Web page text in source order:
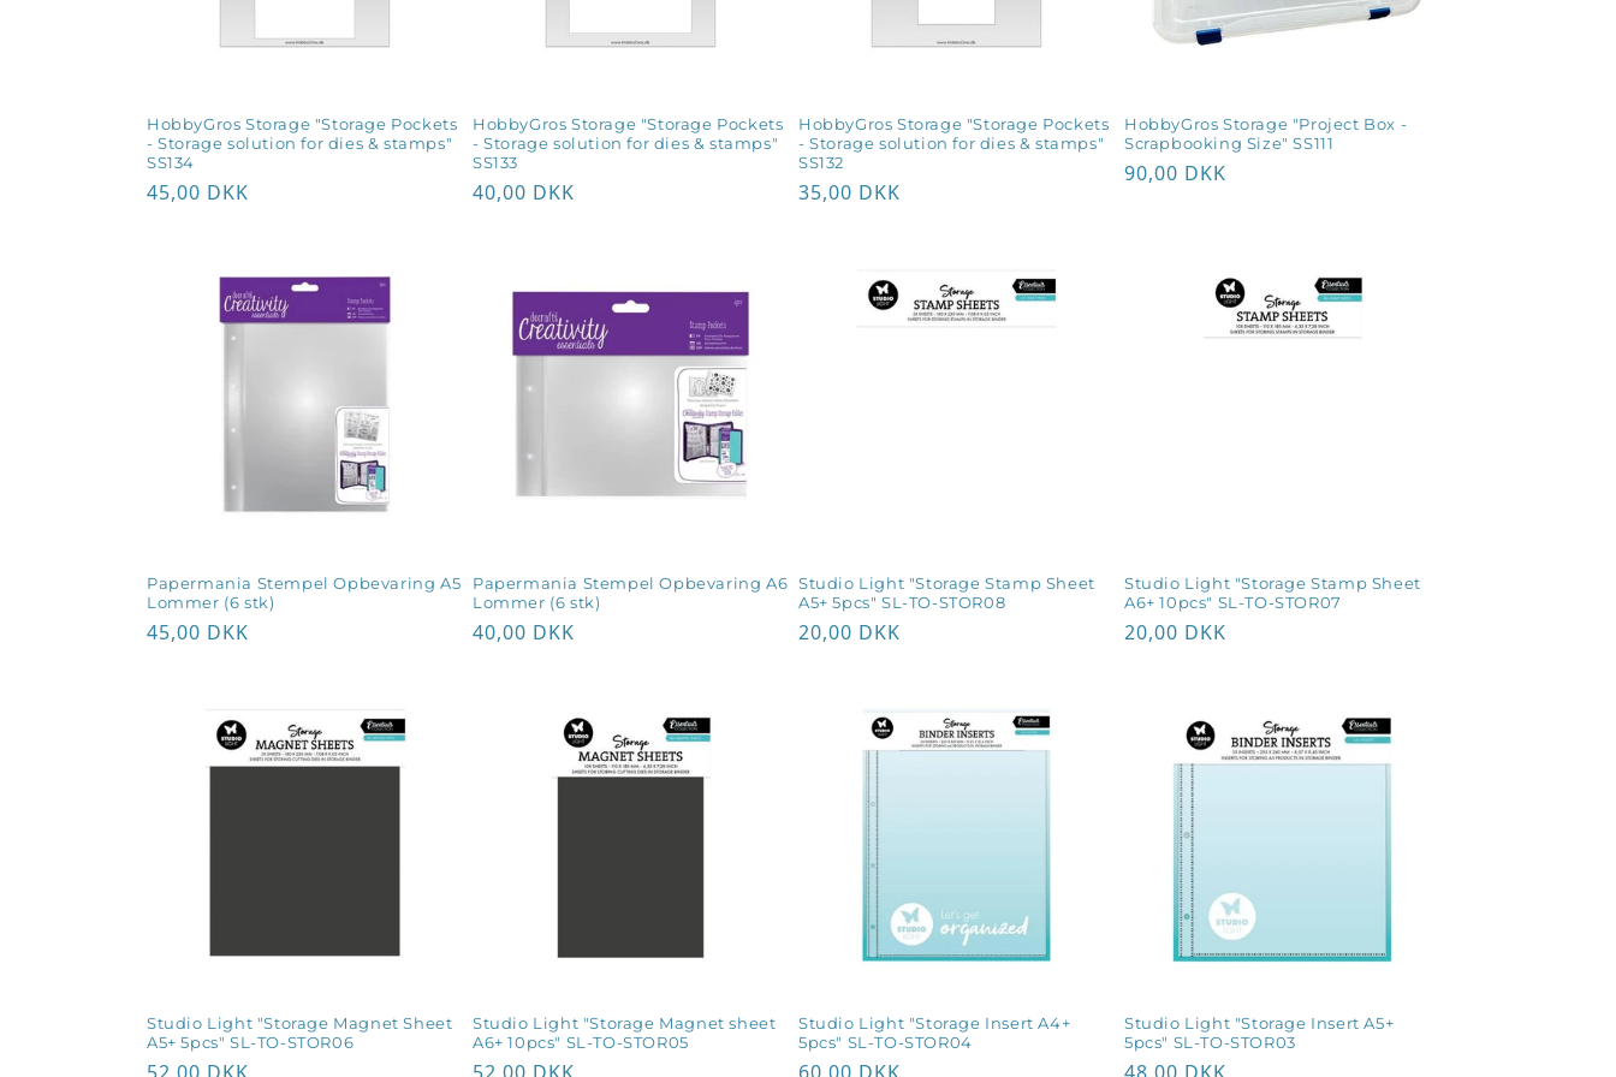
HobbyGros Storage "Storage Pockets
- Storage solution for dies & stamps"
SS134
Normalpris
45,00 DKK
HobbyGros Storage "Storage Pockets
- Storage solution for dies & stamps"
SS133
Normalpris
40,00 DKK
HobbyGros Storage "Storage Pockets
- Storage solution for dies & stamps"
SS132
Normalpris
35,00 DKK
HobbyGros Storage "Project Box -
Scrapbooking Size" SS111
Normalpris
90,00 DKK
Papermania Stempel Opbevaring A5
Lommer (6 stk)
Normalpris
45,00 DKK
Papermania Stempel Opbevaring A6
Lommer (6 stk)
Normalpris
40,00 DKK
Studio Light "Storage Stamp Sheet
A5+ 5pcs" SL-TO-STOR08
Normalpris
20,00 DKK
Studio Light "Storage Stamp Sheet
A6+ 10pcs" SL-TO-STOR07
Normalpris
20,00 DKK
Studio Light "Storage Magnet Sheet
A5+ 5pcs" SL-TO-STOR06
Studio Light "Storage Magnet sheet
A6+ 10pcs" SL-TO-STOR05
Studio Light "Storage Insert A4+
5pcs" SL-TO-STOR04
Studio Light "Storage Insert A5+
5pcs" SL-TO-STOR03
ønskeliste og se dine tidligere gemte varer.
Log ind